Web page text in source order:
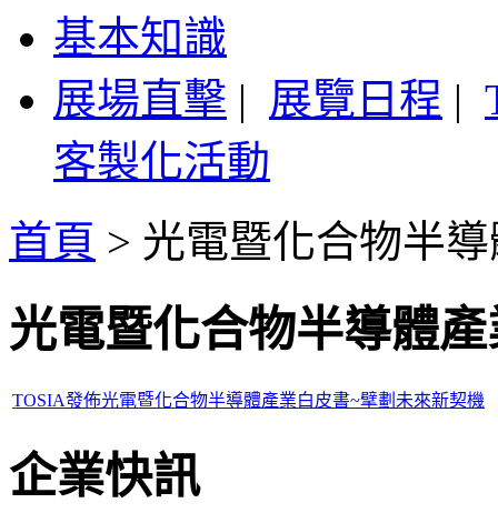
基本知識
展場直擊 | 展覽日程 |
客製化活動
首頁 > 光電暨化合物半
光電暨化合物半導體
TOSIA發佈光電暨化合物半導體產業白皮書~擘劃未來新契機
企業快訊